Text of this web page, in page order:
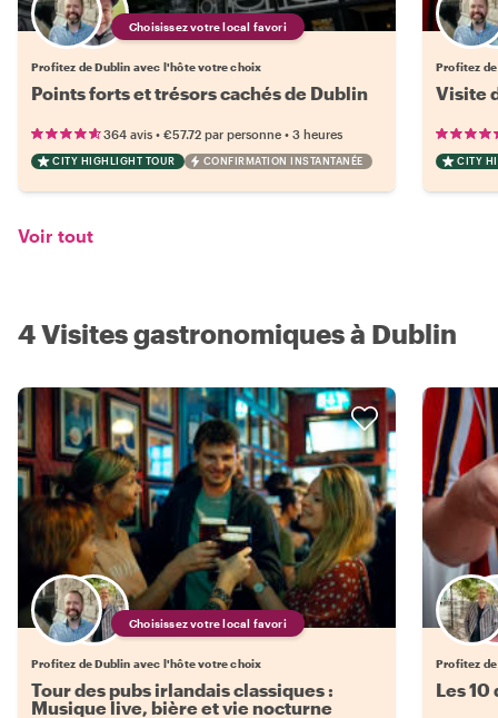
Choisissez votre local favori
Profitez de Dublin avec l'hôte votre choix
Points forts et trésors cachés de Dublin
364 avis • €57.72 par personne • 3 heures
CITY HIGHLIGHT TOUR CONFIRMATION INSTANTANÉE
Profitez
Visite
CITY
Voir tout
4 Visites gastronomiques à Dublin
Choisissez votre local favori
Profitez de Dublin avec l'hôte votre choix
Tour des pubs irlandais classiques :
Musique live, bière et vie nocturne
Profitez
Les